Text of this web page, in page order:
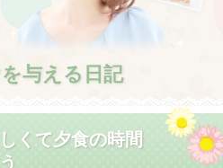
与える日記
くて夕食の時間